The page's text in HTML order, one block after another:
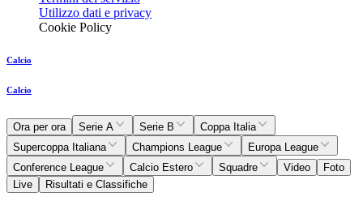
Utilizzo dati e privacy
Cookie Policy
Calcio
Calcio
Ora per ora Serie A Serie B
Coppa Italia
Supercoppa Italiana
Champions League
Europa League
Conference League
Calcio Estero Squadre Video
Foto
Live
Risultati e Classifiche